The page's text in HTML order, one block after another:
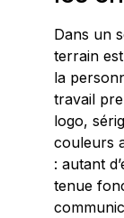
Dans un
terrain
la
travail
logo,
couleurs
: autant
tenue